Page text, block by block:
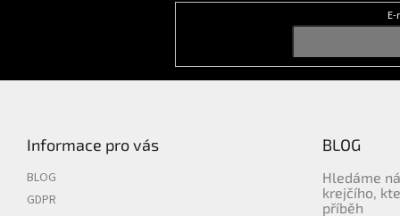
í
Informace pro vás
BLOG
GDPR
BLOG
Hledáme
krejčího,
příběh